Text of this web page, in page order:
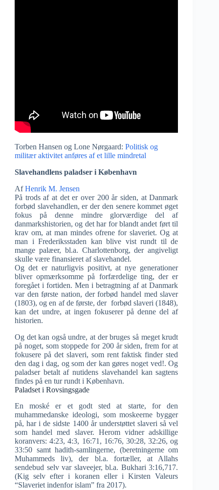
Torben Hansen og Lone Nørgaard: Politisk og
militær aktivitet anføres af et lille mindretal
Slavehandlens paladser i København
AfHenrik M. Jensen
På trods af at det er over 200 år siden, at Danmark
forbød slavehandlen, er der den senere kommet øget
fokus på denne mindre glorværdige del af
danmarkshistorien, og det har for blandt andet ført til
krav om, at man mindes ofrene for slaveriet. Og at
man i Frederiksstaden kan blive vist rundt til de
mange palæer, bl.a. Charlottenborg, der angiveligt
skulle være finansieret af slavehandel.
Og det er naturligvis positivt, at nye generationer
bliver opmærksomme på forfærdelige ting, der er
foregået i fortiden. Men i betragtning af at Danmark
var den første nation, der forbød handel med slaver
(1803), og en af de første, der forbød slaveri (1848),
kan det undre, at ingen fokuserer på denne del af
historien.
Og det kan også undre, at der bruges så meget krudt
på noget, som stoppede for 200 år siden, frem for at
fokusere på det slaveri, som rent faktisk finder sted
den dag i dag, og som der kan gøres noget ved!. Og
paladser betalt af nutidens slavehandel kan sagtens
findes på en tur rundt i København.
Paladset i Rovsingsgade
En moské er et godt sted at starte, for den
muhammedanske ideologi, som moskeerne bygger
på, har i de sidste 1400 år understøttet slaveri så vel
som handel med slaver. Herom vidner adskillige
koranvers: 4:23, 4:3, 16:71, 16:76, 30:28, 32:26, og
33:50 samt hadith-samlingerne, (beretningerne om
Muhammeds liv), der bl.a. fortæller, at Allahs
sendebud selv var slaveejer, bl.a. Bukhari 3:16,717.
(Kig selv efter i koranen eller i Kirsten Valeurs
“Slaveriet indenfor islam” fra 2017).